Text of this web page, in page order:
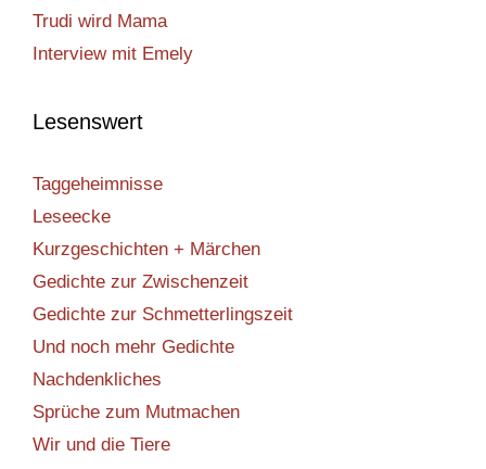
Trudi wird Mama
Interview mit Emely
Lesenswert
Taggeheimnisse
Leseecke
Kurzgeschichten + Märchen
Gedichte zur Zwischenzeit
Gedichte zur Schmetterlingszeit
Und noch mehr Gedichte
Nachdenkliches
Sprüche zum Mutmachen
Wir und die Tiere